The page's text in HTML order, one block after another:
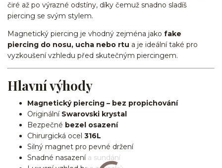
čiré až po výrazné odstíny, díky čemuž snadno sladíš
piercing se svým stylem.
Magnetický piercing je vhodný zejména jako fake
piercing do nosu, ucha nebo rtu a je ideální také pro
vyzkoušení vzhledu před skutečným piercingem.
Hlavní výhody
Magnetický piercing – bez propichování
Originální Swarovski krystal
Bezpečné bezel osazení
Chirurgická ocel 316L
Silný magnet pro pevné držení
Snadné nasazení a sundání